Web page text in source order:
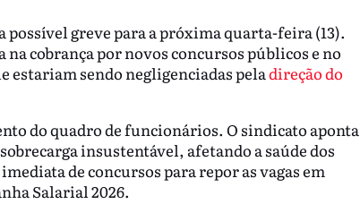
greve para a próxima quarta-feira (13).
cobrança por novos concursos públicos e no
estariam sendo negligenciadas peladireção do
do quadro de funcionários. O sindicato aponta
insustentável, afetando a saúde dos
de concursos para repor as vagas em
Salarial 2026.